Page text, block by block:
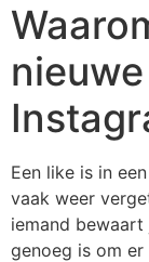
Een like is in
vaak weer
iemand
genoeg is om